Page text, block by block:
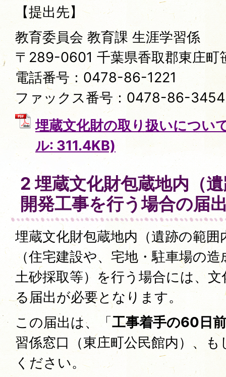
【提出先】
教育委員会 教育課 生涯学習係
〒289-0601 千葉県香取郡東庄町
電話番号：0478-86-1221
ファックス番号：0478-86-3454
埋蔵文化財の取り扱いについ
ル: 311.4KB)
2 埋蔵文化財包蔵地内（
開発工事を行う場合の届
埋蔵文化財包蔵地内（遺跡の範
（住宅建設や、宅地・駐車場の
土砂採取等）を行う場合には、
る届出が必要となります。
この届出は、「工事着手の60日前
習係窓口（東庄町公民館内）、
ください。